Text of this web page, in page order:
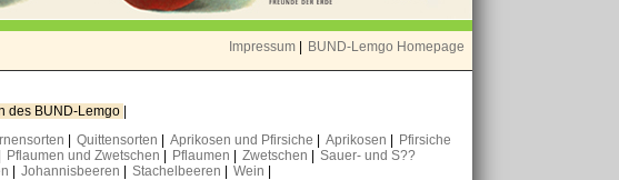
Impressum BUND-Lemgo Homepage
des BUND-Lemgo
Quittensorten Aprikosen und Pfirsiche Aprikosen
Pfirsiche
Pflaumen und Zwetschen Pflaumen Zwetschen
Sauer- und S??
Johannisbeeren Stachelbeeren Wein